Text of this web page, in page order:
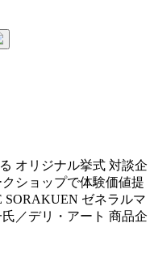
オリジナル挙式 対談企
ショップで体験価値提
ゼネラルマ
／デリ・アート 商品企